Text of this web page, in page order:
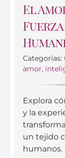
El
Categorías:
amor,
Explora
y la
un tejido
humanos.